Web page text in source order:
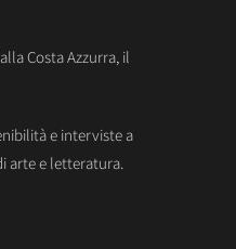
Costa Azzurra, il
e interviste a
arte e letteratura.